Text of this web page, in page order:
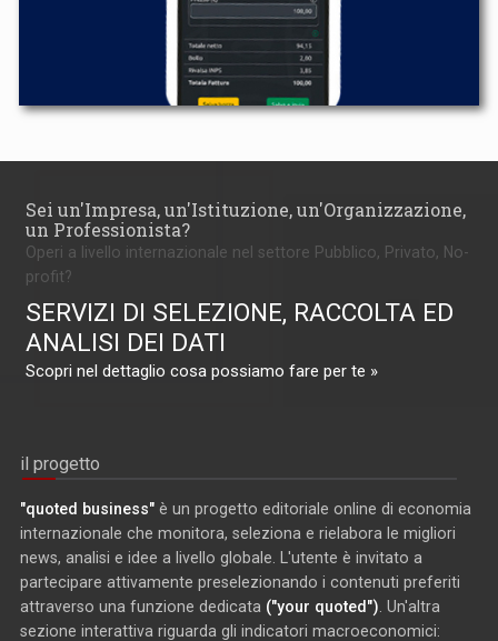
Sei un'Impresa, un'Istituzione, un'Organizzazione,
un Professionista?
Operi a livello internazionale nel settore Pubblico, Privato, No-
profit?
SERVIZI DI SELEZIONE, RACCOLTA ED
ANALISI DEI DATI
Scopri nel dettaglio cosa possiamo fare per te »
il progetto
"quoted business" è un progetto editoriale online di economia
internazionale che monitora, seleziona e rielabora le migliori
news, analisi e idee a livello globale. L'utente è invitato a
partecipare attivamente preselezionando i contenuti preferiti
attraverso una funzione dedicata ("your quoted") . Un'altra
sezione interattiva riguarda gli indicatori macroeconomici: